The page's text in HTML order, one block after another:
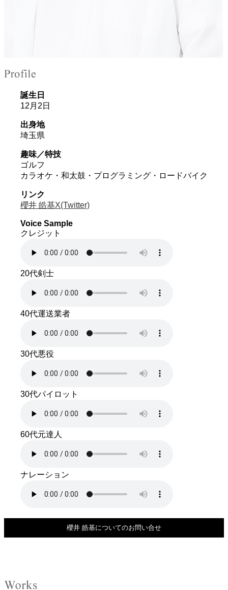
誕生日
12月2日
出身地
埼玉県
趣味／特技
ゴルフ
カラオケ・和太鼓・プログラミング・ロードバイク
リンク
櫻井 皓基X(Twitter)
Voice Sample
クレジット
20代剣士
40代運送業者
30代悪役
30代パイロット
60代元達人
ナレーション
櫻井 皓基についてのお問い合せ